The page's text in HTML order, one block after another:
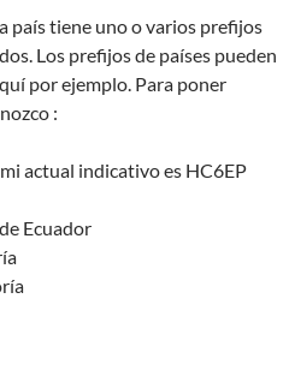
país tiene uno o varios prefijos
Los prefijos de países pueden
por ejemplo. Para poner
:
actual indicativo es HC6EP
Ecuador